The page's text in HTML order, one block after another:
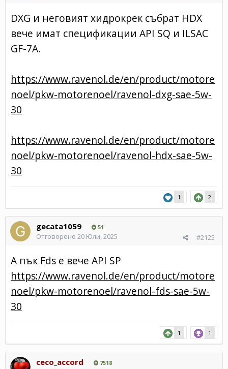
DXG и неговият хидрокрек събрат HDX
вече имат спецификации API SQ и ILSAC
GF-7A.
https://www.ravenol.de/en/product/motore
noel/pkw-motorenoel/ravenol-dxg-sae-5w-
30
https://www.ravenol.de/en/product/motore
noel/pkw-motorenoel/ravenol-hdx-sae-5w-
30
1 2
gecata1059 51
#2125
Отговорено 20 Юли, 2025
А пък Fds е вече API SP
https://www.ravenol.de/en/product/motore
noel/pkw-motorenoel/ravenol-fds-sae-5w-
30
1 1
ceco_accord 7518